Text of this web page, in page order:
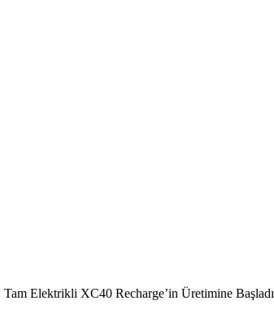
Elektrikli XC40 Recharge’in Üretimine Başladı